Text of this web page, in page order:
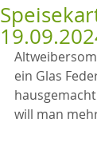
ein Glas
will man